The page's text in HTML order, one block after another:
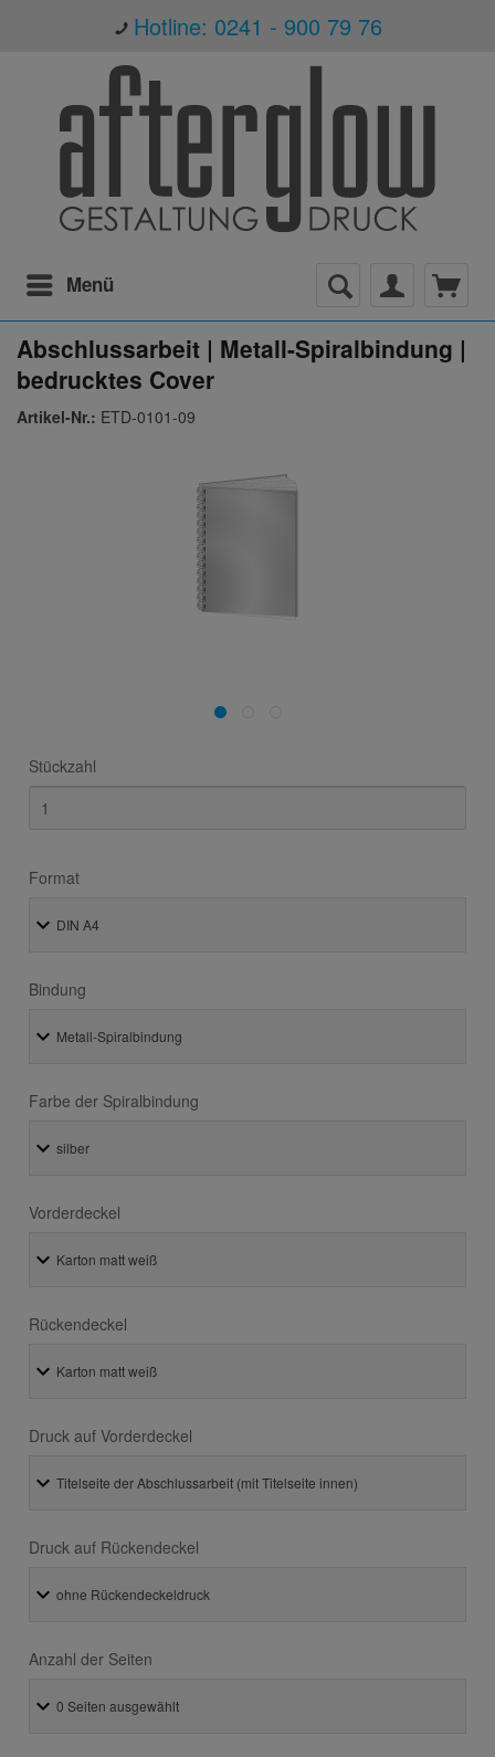
Hotline: 0241 - 900 79 76
Menü
Abschlussarbeit | Metall-Spiralbindung |
bedrucktes Cover
Artikel-Nr.: ETD-0101-09
Stückzahl
Format
Bindung
Farbe der Spiralbindung
Vorderdeckel
Rückendeckel
Druck auf Vorderdeckel
Druck auf Rückendeckel
Anzahl der Seiten